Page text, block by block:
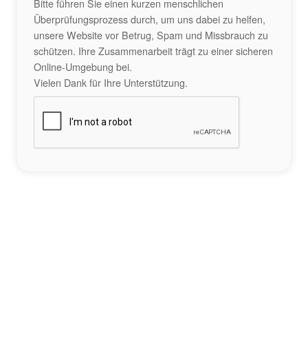
Bitte führen Sie einen kurzen menschlichen
Überprüfungsprozess durch, um uns dabei zu helfen,
unsere Website vor Betrug, Spam und Missbrauch zu
schützen. Ihre Zusammenarbeit trägt zu einer sicheren
Online-Umgebung bei.
Vielen Dank für Ihre Unterstützung.